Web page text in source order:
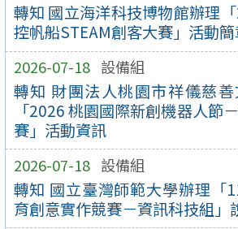
轉知 國立海洋科技博物館辦理
控帆船STEAM創客大賽」活動
2026-07-18 設備組
轉知 財團法人桃園市祥儀慈
「2026 桃園國際新創機器人節
賽」活動資訊
2026-07-18 設備組
轉知 國立臺灣師範大學辦理「
育創意實作競賽－資訊科技組」